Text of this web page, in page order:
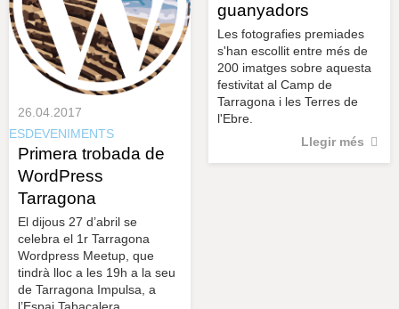
guanyadors
Les fotografies premiades
s'han escollit entre més de
200 imatges sobre aquesta
festivitat al Camp de
Tarragona i les Terres de
l'Ebre.
Llegir més
26.04.2017
ESDEVENIMENTS
Primera trobada de
WordPress
Tarragona
El dijous 27 d’abril se
celebra el 1r Tarragona
Wordpress Meetup, que
tindrà lloc a les 19h a la seu
de Tarragona Impulsa, a
l’Espai Tabacalera.